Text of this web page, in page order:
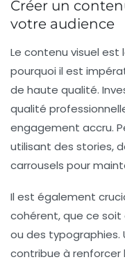
Créer un
votre audience
Le contenu visuel est
pourquoi il est
de haute qualité.
qualité
engagement accru.
utilisant des stories,
carrousels pour
Il est également
cohérent, que ce soit
ou des typographies.
contribue à renforcer